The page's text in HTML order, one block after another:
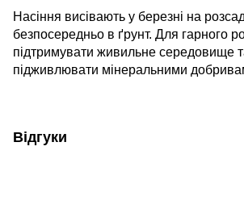
Насіння висівають у березні на
безпосередньо в ґрунт. Для гарного
підтримувати живильне середовище
підживлювати мінеральними
Відгуки